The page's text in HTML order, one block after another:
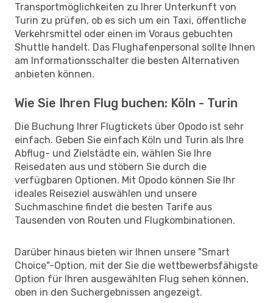
Transportmöglichkeiten zu Ihrer Unterkunft von
Turin zu prüfen, ob es sich um ein Taxi, öffentliche
Verkehrsmittel oder einen im Voraus gebuchten
Shuttle handelt. Das Flughafenpersonal sollte Ihnen
am Informationsschalter die besten Alternativen
anbieten können.
Wie Sie Ihren Flug buchen: Köln - Turin
Die Buchung Ihrer Flugtickets über Opodo ist sehr
einfach. Geben Sie einfach Köln und Turin als Ihre
Abflug- und Zielstädte ein, wählen Sie Ihre
Reisedaten aus und stöbern Sie durch die
verfügbaren Optionen. Mit Opodo können Sie Ihr
ideales Reiseziel auswählen und unsere
Suchmaschine findet die besten Tarife aus
Tausenden von Routen und Flugkombinationen.
Darüber hinaus bieten wir Ihnen unsere "Smart
Choice"-Option, mit der Sie die wettbewerbsfähigste
Option für Ihren ausgewählten Flug sehen können,
oben in den Suchergebnissen angezeigt.